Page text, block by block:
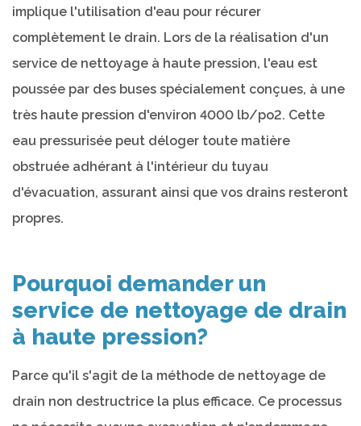
implique l'utilisation d'eau pour récurer
complètement le drain. Lors de la réalisation d'un
service de nettoyage à haute pression, l'eau est
poussée par des buses spécialement conçues, à une
très haute pression d'environ 4000 lb/po2. Cette
eau pressurisée peut déloger toute matière
obstruée adhérant à l'intérieur du tuyau
d'évacuation, assurant ainsi que vos drains resteront
propres.
Pourquoi demander un
service de nettoyage de drain
à haute pression?
Parce qu'il s'agit de la méthode de nettoyage de
drain non destructrice la plus efficace. Ce processus